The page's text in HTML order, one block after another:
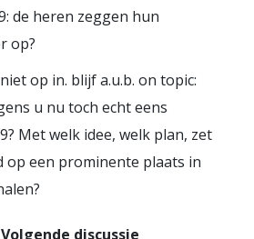
de heren zeggen hun
op?
op in. blijf a.u.b. on topic:
u nu toch echt eens
Met welk idee, welk plan, zet
op een prominente plaats in
Volgende discussie